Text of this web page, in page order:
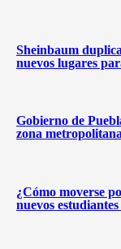
Sheinbaum
nuevos lugares
Gobierno de
zona metropolitana
¿Cómo moverse
nuevos